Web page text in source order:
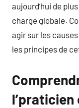
aujourd’hui de
charge globale.
agir sur les
les principes de